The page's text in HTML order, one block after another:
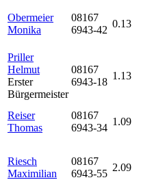
Obermeier
Monika
08167
6943-42
0.13
Priller
Helmut
Erster
Bürgermeister
08167
6943-18
1.13
Reiser
Thomas
08167
6943-34
1.09
Riesch
Maximilian
08167
6943-55
2.09